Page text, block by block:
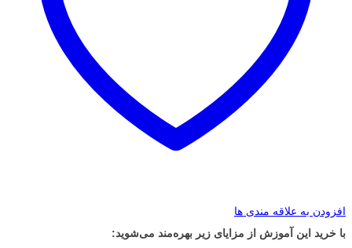
افزودن به علاقه مندی ها
با خرید این آموزش از مزایای زیر بهره‌مند می‌شوید: